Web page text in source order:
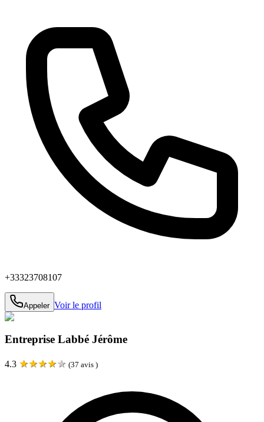
+33323708107
Appeler Voir le profil
Entreprise Labbé Jérôme
4.3 ★★★★★ (37 avis )